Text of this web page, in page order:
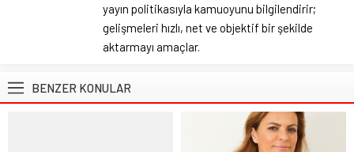
yayın politikasıyla kamuoyunu bilgilendirir;
gelişmeleri hızlı, net ve objektif bir şekilde
aktarmayı amaçlar.
BENZER KONULAR